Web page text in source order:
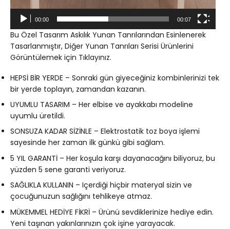
00:00 00:07
Bu Özel Tasarım Askılık Yunan Tanrılarından Esinlenerek
Tasarlanmıştır, Diğer Yunan Tanrıları Serisi Ürünlerini
Görüntülemek için Tıklayınız.
HEPSİ BİR YERDE – Sonraki gün giyeceğiniz kombinlerinizi tek
bir yerde toplayın, zamandan kazanın.
UYUMLU TASARIM – Her elbise ve ayakkabı modeline
uyumlu üretildi.
SONSUZA KADAR SİZİNLE – Elektrostatik toz boya işlemi
sayesinde her zaman ilk günkü gibi sağlam.
5 YIL GARANTİ – Her koşula karşı dayanacağını biliyoruz, bu
yüzden 5 sene garanti veriyoruz.
SAĞLIKLA KULLANIN – Içerdiği hiçbir materyal sizin ve
çocuğunuzun sağlığını tehlikeye atmaz.
MÜKEMMEL HEDİYE FİKRİ – Ürünü sevdiklerinize hediye edin.
Yeni taşınan yakınlarınızın çok işine yarayacak.